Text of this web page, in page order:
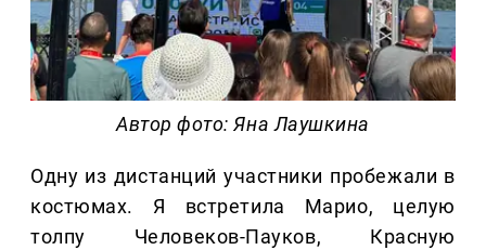
Автор фото: Яна Лаушкина
Одну из дистанций участники пробежали в
костюмах. Я встретила Марио, целую
толпу Человеков-Пауков, Красную